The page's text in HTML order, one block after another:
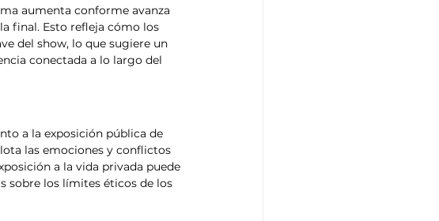
aumenta conforme avanza
final. Esto refleja cómo los
del show, lo que sugiere un
conectada a lo largo del
a la exposición pública de
las emociones y conflictos
a la vida privada puede
sobre los límites éticos de los